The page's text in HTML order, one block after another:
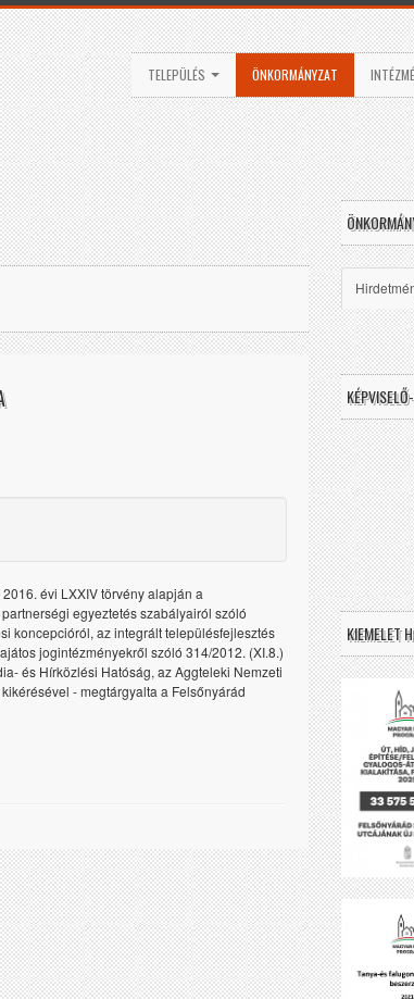
TELEPÜLÉS ÖNKORMÁNYZAT
évi LXXIV törvény alapján a
egyeztetés szabályairól szóló
koncepcióról, az integrált településfejlesztés
jogintézményekről szóló 314/2012. (XI.8.)
és Hírközlési Hatóság, az Aggteleki Nemzeti
- megtárgyalta a Felsőnyárád
KIEMELET